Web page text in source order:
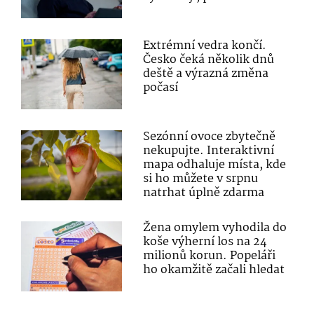
Extrémní vedra končí.
Česko čeká několik dnů
deště a výrazná změna
počasí
Sezónní ovoce zbytečně
nekupujte. Interaktivní
mapa odhaluje místa, kde
si ho můžete v srpnu
natrhat úplně zdarma
Žena omylem vyhodila do
koše výherní los na 24
milionů korun. Popeláři
ho okamžitě začali hledat